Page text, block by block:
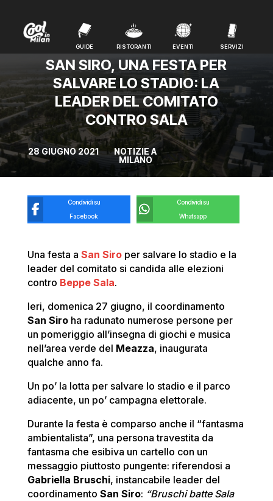
GUIDE RISTORANTI EVENTI SERVIZI
GUIDE RISTORANTI EVENTI SERVIZI
SAN SIRO, UNA FESTA PER
SALVARE LO STADIO: LA
LEADER DEL COMITATO
CONTRO SALA
28 GIUGNO 2021
NOTIZIE A
MILANO
Condividi su
Facebook
Condividi su
Whatsapp
Una festa a San Siroper salvare lo stadio e la
leader del comitato si candida alle elezioni
contro Beppe Sala.
Ieri, domenica 27 giugno, il coordinamento
San Siroha radunato numerose persone per
un pomeriggio all’insegna di giochi e musica
nell’area verde del Meazza, inaugurata
qualche anno fa.
Un po’ la lotta per salvare lo stadio e il parco
adiacente, un po’ campagna elettorale.
Durante la festa è comparso anche il “fantasma
ambientalista”, una persona travestita da
fantasma che esibiva un cartello con un
messaggio piuttosto pungente: riferendosi a
Gabriella Bruschi, instancabile leader del
coordinamento San Siro: “Bruschi batte Sala